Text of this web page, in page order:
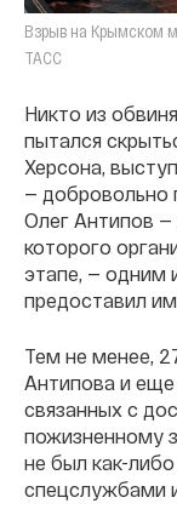
Взрыв на Крымском
ТАСС
Никто из
пытался
Херсона,
— добровольно
Олег Антипов —
которого
этапе, — одним
предоставил
Тем не менее,
Антипова и еще
связанных с
пожизненному
не был как-
спецслужбами